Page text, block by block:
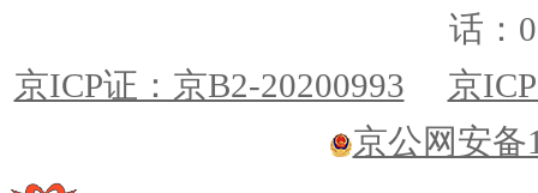
话：
京ICP证：京B2-20200993
京
京公网安备